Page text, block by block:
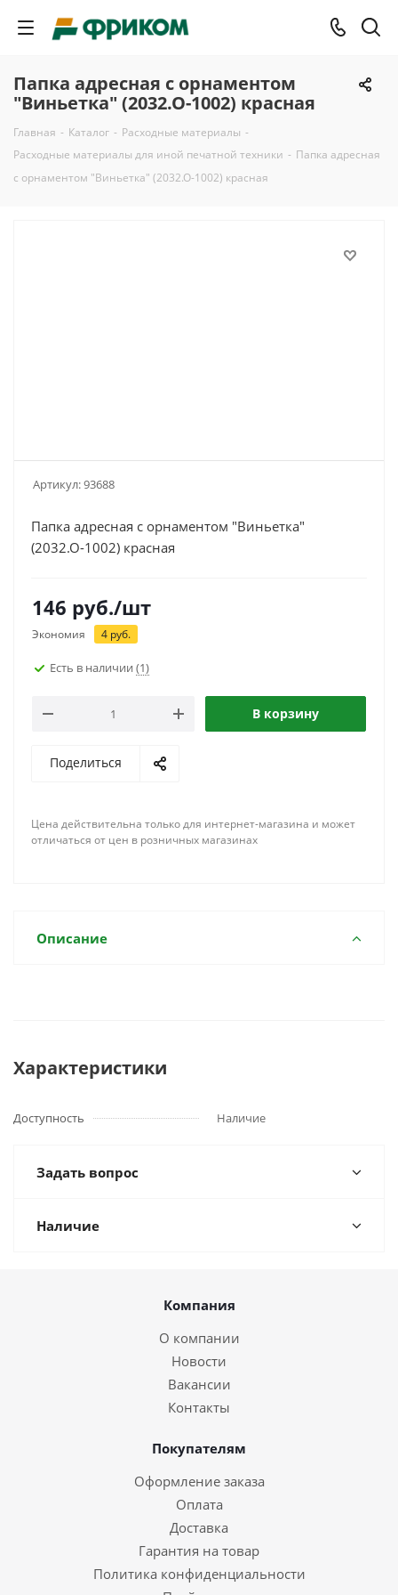
Папка адресная с орнаментом
"Виньетка" (2032.О-1002) красная
Главная - Каталог - Расходные материалы -
Расходные материалы для иной печатной техники - Папка адресная
с орнаментом "Виньетка" (2032.О-1002) красная
Артикул:93688
Папка адресная с орнаментом "Виньетка"
(2032.О-1002) красная
146 руб./шт
Экономия 4 руб.
Есть в наличии (1)
В корзину
Поделиться
Цена действительна только для интернет-магазина и может
отличаться от цен в розничных магазинах
Описание
Характеристики
Доступность Наличие
Задать вопрос
Наличие
Компания
О компании
Новости
Вакансии
Контакты
Покупателям
Оформление заказа
Оплата
Доставка
Гарантия на товар
Политика конфиденциальности